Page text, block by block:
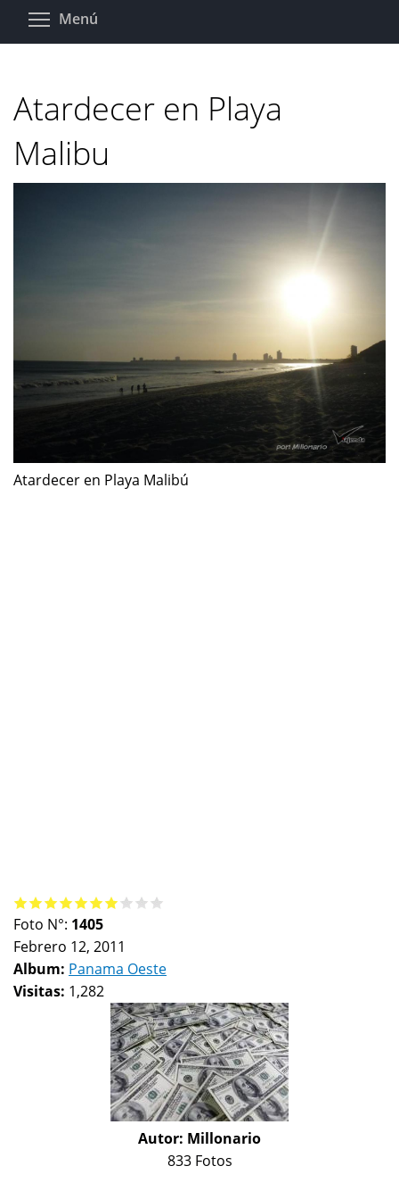
Pasar
Menú
Atardecer en Playa
Malibu
Atardecer en Playa Malibú
Foto N°: 1405
Febrero 12, 2011
Album: Panama Oeste
Visitas: 1,282
Autor: Millonario
833 Fotos